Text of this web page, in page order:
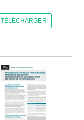
TÉLÉCHARGER